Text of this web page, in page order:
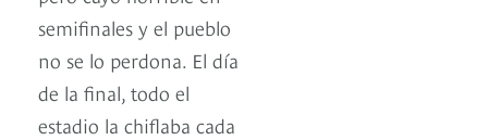
semifinales y el pueblo
no se lo perdona. El día
de la final, todo el
estadio la chiflaba cada